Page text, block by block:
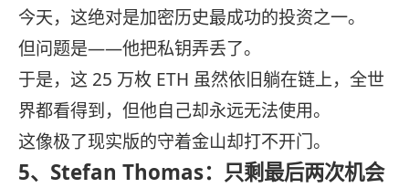
今天，这绝对是加密历史最成功的投资之一。
但问题是——他把私钥弄丢了。
于是，这 25 万枚 ETH 虽然依旧躺在链上，全世
界都看得到，但他自己却永远无法使用。
这像极了现实版的守着金山却打不开门。
5、Stefan Thomas：只剩最后两次机会